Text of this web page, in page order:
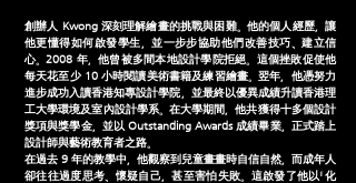
創辦人 Kwong 深刻理解繪畫的挑戰與困難。他的個人經歷，讓
他更懂得如何啟發學生，並一步步協助他們改善技巧、建立信
心。2008 年，他曾被多間本地設計學院拒絕。這個挫敗促使他
每天花至少 10 小時閱讀美術書籍及練習繪畫。翌年，他憑努力
進步成功入讀香港知專設計學院，並最終以優異成績升讀香港理
工大學環境及室內設計學系。在大學期間，他共獲得十多個設計
獎項與獎學金，並以 Outstanding Awards 成績畢業，正式踏上
設計師與藝術教育者之路。
在過去 9 年的教學中，他觀察到兒童畫畫時自信自然，而成年人
卻往往過度思考、懷疑自己，甚至害怕失敗。這啟發了他以「化